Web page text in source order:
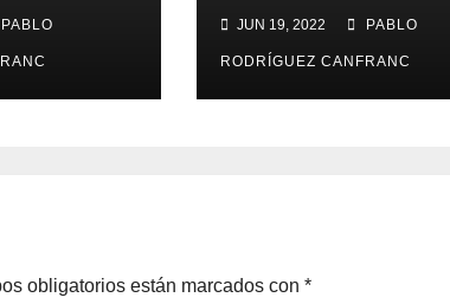
PABLO
contienda
través de la ópera
JUN 19, 2022 PABLO
RODRÍGUEZ CANFRANC
obligatorios están marcados con *